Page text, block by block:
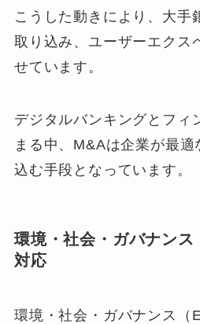
こうした動きにより、大手
取り込み、ユーザーエクス
せています。
デジタルバンキングとフィ
まる中、M&Aは企業が最適
込む手段となっています。
環境・社会・ガバナン
対応
環境・社会・ガバナンス（